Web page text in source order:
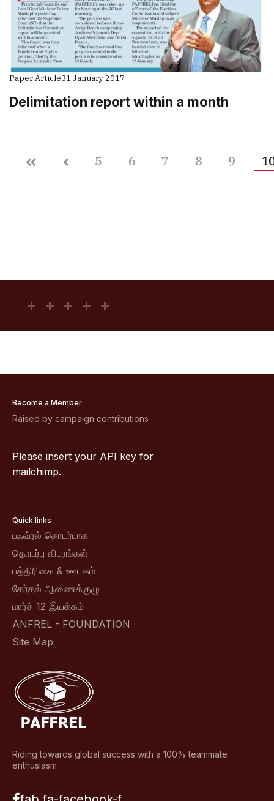
Paper Article31 January 2017
Delimitation report within a month
5 6 7 8 9
Become a Member
Raised by campaign contributions
Please insert your API key for
mailchimp.
Quick links
பஃவ்ரல் தொடர்பாக
தொடர்பு விபரங்கள்
பத்திரிகை & ஊடகம்
தேர்தல் ஆணைக்குழு
மார்ச் 12 இயக்கம்
ANFREL - FOUNDATION
Site Map
Riding towards global success with a 100% teammate
enthusiasm